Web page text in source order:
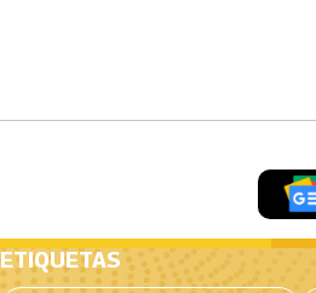
ETIQUETAS